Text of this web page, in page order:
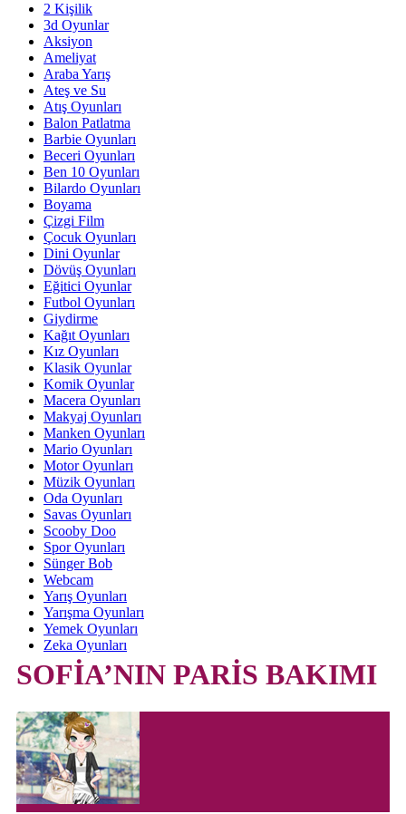
2 Kişilik
3d Oyunlar
Aksiyon
Ameliyat
Araba Yarış
Ateş ve Su
Atış Oyunları
Balon Patlatma
Barbie Oyunları
Beceri Oyunları
Ben 10 Oyunları
Bilardo Oyunları
Boyama
Çizgi Film
Çocuk Oyunları
Dini Oyunlar
Dövüş Oyunları
Eğitici Oyunlar
Futbol Oyunları
Giydirme
Kağıt Oyunları
Kız Oyunları
Klasik Oyunlar
Komik Oyunlar
Macera Oyunları
Makyaj Oyunları
Manken Oyunları
Mario Oyunları
Motor Oyunları
Müzik Oyunları
Oda Oyunları
Savas Oyunları
Scooby Doo
Spor Oyunları
Sünger Bob
Webcam
Yarış Oyunları
Yarışma Oyunları
Yemek Oyunları
Zeka Oyunları
SOFİA’NIN PARİS BAKIMI